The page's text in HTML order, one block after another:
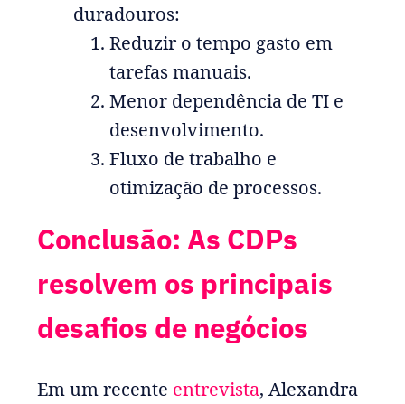
duradouros:
Reduzir o tempo gasto em
tarefas manuais.
Menor dependência de TI e
desenvolvimento.
Fluxo de trabalho e
otimização de processos.
Conclusão: As CDPs
resolvem os principais
desafios de negócios
Em um recente entrevista, Alexandra